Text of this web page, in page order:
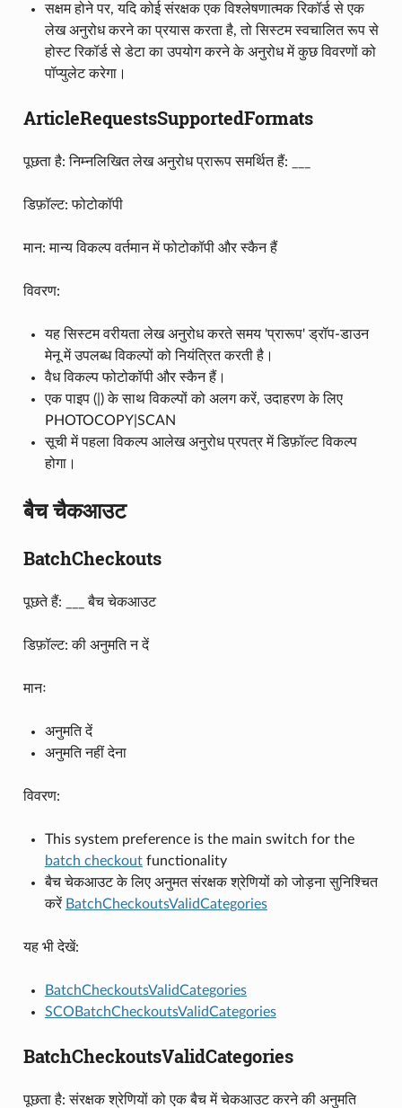
सक्षम होने पर, यदि कोई संरक्षक एक विश्लेषणात्मक रिकॉर्ड से एक
लेख अनुरोध करने का प्रयास करता है, तो सिस्टम स्वचालित रूप से
होस्ट रिकॉर्ड से डेटा का उपयोग करने के अनुरोध में कुछ विवरणों को
पॉप्युलेट करेगा।
ArticleRequestsSupportedFormats
पूछता है: निम्नलिखित लेख अनुरोध प्रारूप समर्थित हैं: ___
डिफ़ॉल्ट: फोटोकॉपी
मान: मान्य विकल्प वर्तमान में फोटोकॉपी और स्कैन हैं
विवरण:
यह सिस्टम वरीयता लेख अनुरोध करते समय 'प्रारूप' ड्रॉप-डाउन
मेनू में उपलब्ध विकल्पों को नियंत्रित करती है।
वैध विकल्प फोटोकॉपी और स्कैन हैं।
एक पाइप (|) के साथ विकल्पों को अलग करें, उदाहरण के लिए
PHOTOCOPY|SCAN
सूची में पहला विकल्प आलेख अनुरोध प्रपत्र में डिफ़ॉल्ट विकल्प
होगा।
बैच चैकआउट
BatchCheckouts
पूछते हैं: ___ बैच चेकआउट
डिफ़ॉल्ट: की अनुमति न दें
मानः
अनुमति दें
अनुमति नहीं देना
विवरण:
This system preference is the main switch for the
batch checkoutfunctionality
बैच चेकआउट के लिए अनुमत संरक्षक श्रेणियों को जोड़ना सुनिश्चित
करें BatchCheckoutsValidCategories
यह भी देखें:
BatchCheckoutsValidCategories
SCOBatchCheckoutsValidCategories
BatchCheckoutsValidCategories
पूछता है: संरक्षक श्रेणियों को एक बैच में चेकआउट करने की अनुमति